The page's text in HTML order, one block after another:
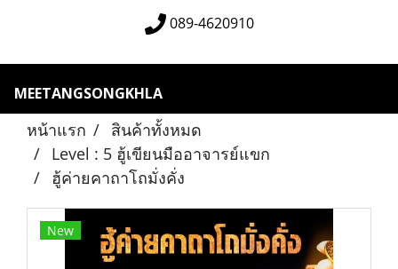
089-4620910
MEETANGSONGKHLA
หน้าแรก
สินค้าทั้งหมด
Level : 5 ฮู้เขียนมืออาจารย์แขก
ฮู้ค่ายคาถาโถมั่งคั่ง
New